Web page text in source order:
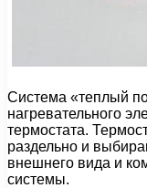
Система «теплый
нагревательного
термостата.
раздельно и
внешнего вида и
системы.